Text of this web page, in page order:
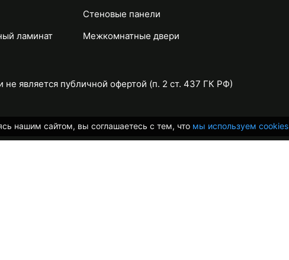
ламинат
Стеновые панели
Межкомнатные двери
является публичной офертой (п. 2 ст. 437 ГК РФ)
нашим сайтом, вы соглашаетесь с тем, что мы используем cookies